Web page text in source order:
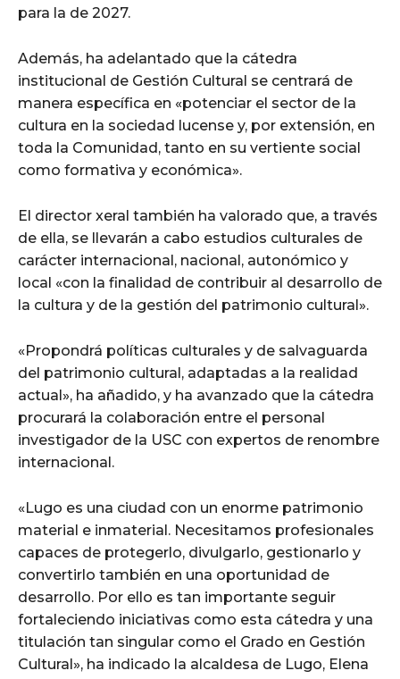
para la de 2027.
Además, ha adelantado que la cátedra
institucional de Gestión Cultural se centrará de
manera específica en «potenciar el sector de la
cultura en la sociedad lucense y, por extensión, en
toda la Comunidad, tanto en su vertiente social
como formativa y económica».
El director xeral también ha valorado que, a través
de ella, se llevarán a cabo estudios culturales de
carácter internacional, nacional, autonómico y
local «con la finalidad de contribuir al desarrollo de
la cultura y de la gestión del patrimonio cultural».
«Propondrá políticas culturales y de salvaguarda
del patrimonio cultural, adaptadas a la realidad
actual», ha añadido, y ha avanzado que la cátedra
procurará la colaboración entre el personal
investigador de la USC con expertos de renombre
internacional.
«Lugo es una ciudad con un enorme patrimonio
material e inmaterial. Necesitamos profesionales
capaces de protegerlo, divulgarlo, gestionarlo y
convertirlo también en una oportunidad de
desarrollo. Por ello es tan importante seguir
fortaleciendo iniciativas como esta cátedra y una
titulación tan singular como el Grado en Gestión
Cultural», ha indicado la alcaldesa de Lugo, Elena